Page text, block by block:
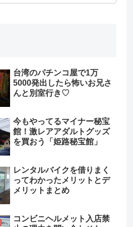
台湾のパチンコ屋で1万
5000発出したら怖いお兄さ
んと別室行き♡
今もやってるマイナー秘宝
館！激レアアダルトグッズ
を買おう「姫路秘宝館」
レンタルバイクを借りまく
ってわかったメリットとデ
メリットまとめ
コンビニヘルメット入店禁